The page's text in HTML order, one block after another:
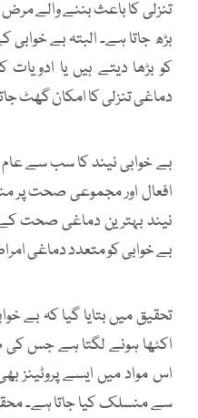
بڑھ جاتا ہے۔ البتہ بے خوابی
کو بڑھا دیتے ہیں یا ادویات
دماغی تنزلی کا امکان گھٹ
بے خوابی نیند کا سب سے
افعال اور مجموعی صحت پر
نیند بہترین دماغی صحت
بے خوابی کو متعدد دماغی
تحقیق میں بتایا گیا کہ بے
اکٹھا ہونے لگتا ہے جس کی
اس مواد میں ایسے پروٹینز
سے منسلک کیا جاتا ہے۔